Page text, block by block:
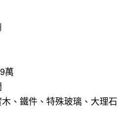
萬
、鐵件、特殊玻璃、大理石